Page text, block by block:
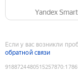
Yandex
Если у вас возникли
обратной связи
9188724480515257870: